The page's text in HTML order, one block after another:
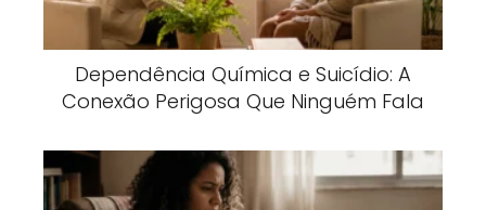
Dependência Química e Suicídio: A
Conexão Perigosa Que Ninguém Fala